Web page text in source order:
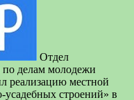
Отдел
по делам молодежи
реализацию местной
строений» в